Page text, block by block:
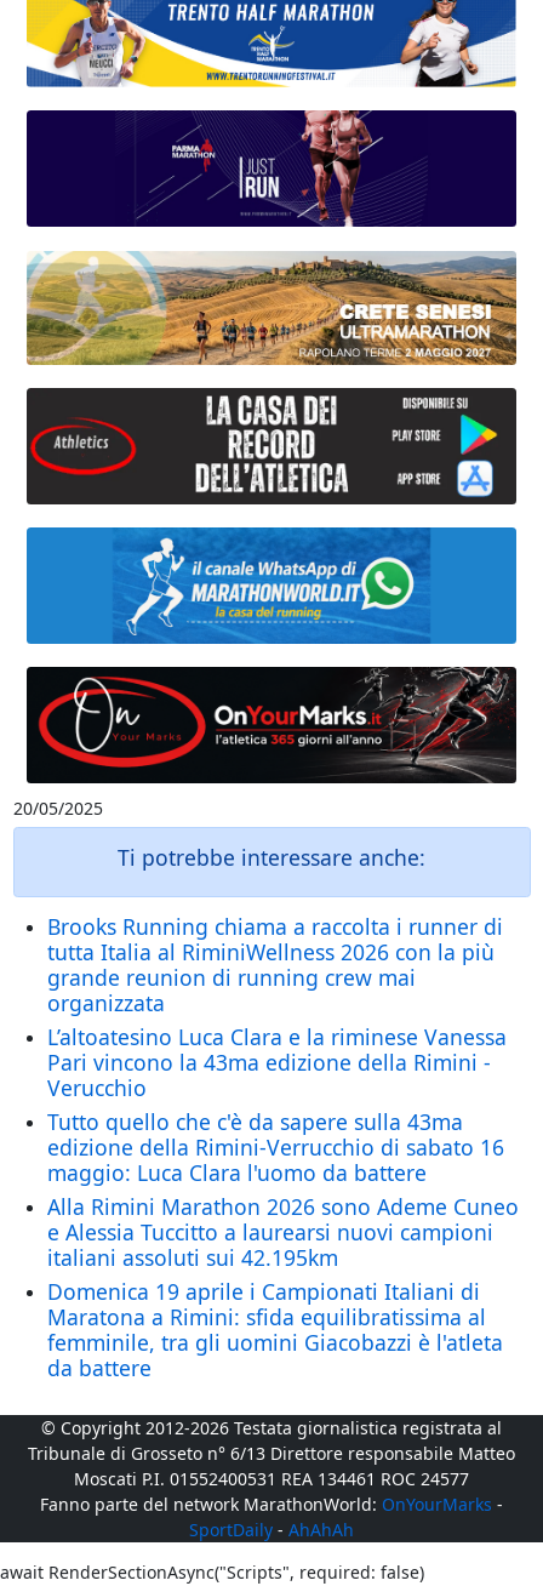
20/05/2025
Ti potrebbe interessare anche:
Brooks Running chiama a raccolta i runner di
tutta Italia al RiminiWellness 2026 con la più
grande reunion di running crew mai
organizzata
L’altoatesino Luca Clara e la riminese Vanessa
Pari vincono la 43ma edizione della Rimini -
Verucchio
Tutto quello che c'è da sapere sulla 43ma
edizione della Rimini-Verrucchio di sabato 16
maggio: Luca Clara l'uomo da battere
Alla Rimini Marathon 2026 sono Ademe Cuneo
e Alessia Tuccitto a laurearsi nuovi campioni
italiani assoluti sui 42.195km
Domenica 19 aprile i Campionati Italiani di
Maratona a Rimini: sfida equilibratissima al
femminile, tra gli uomini Giacobazzi è l'atleta
da battere
© Copyright 2012-2026 Testata giornalistica registrata al
Tribunale di Grosseto n° 6/13 Direttore responsabile Matteo
Moscati P.I. 01552400531 REA 134461 ROC 24577
Fanno parte del network MarathonWorld: OnYourMarks -
SportDaily - AhAhAh
await RenderSectionAsync("Scripts", required: false)